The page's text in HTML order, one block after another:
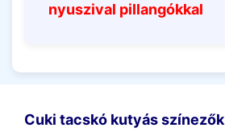
nyuszival pillangókkal
Cuki tacskó kutyás színezők